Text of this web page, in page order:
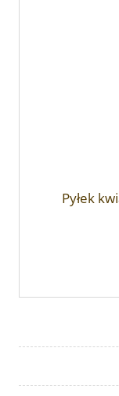
Pyłek